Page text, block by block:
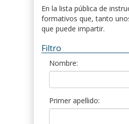
En la lista pública de
formativos que, tanto
que puede impartir.
Filtro
Nombre:
Primer apellido: